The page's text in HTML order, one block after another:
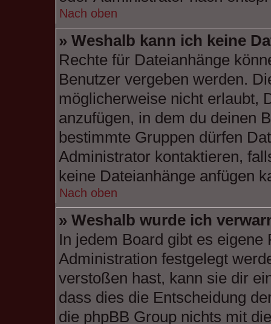
Nach oben
» Weshalb kann ich keine
Rechte für Dateianhänge
Benutzer vergeben werden.
möglicherweise nicht erlaubt,
anzufügen, in dem du deinen
bestimmte Gruppen dürfen
Administrator kontaktieren,
keine Dateianhänge anfügen
Nach oben
» Weshalb wurde ich
In jedem Board gibt es
Administration festgelegt
verstoßen hast, kann sie dir
dass dies die Entscheidung
die phpBB Group nichts mit